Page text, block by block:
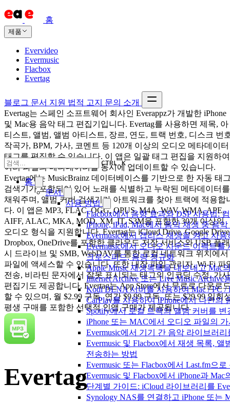
홈
제품
Evervideo
Evermusic
Flacbox
Evertag
블로그 문서 지원 법적 고지 문의 소개
CTRL K
홈
문서
사용 방법
Flacbox에서 음향 효과와 DSP 사용법:
iPhone, iPad, Mac에서 음악 재생 중 음
Evermusic에서 갭리스 재생을 켜고 사
Evermusic에서 오디오 사운드 이펙트
크로스피드, 음량 정규화
Apple Music 재생목록을 내보내고 Mac
Internet Archive 또는 Live Music
Kodi DLNA 서버를 사용하여 Mac / PC
CarPlay를 사용하여 iPhone에서 나만의
Spotify에서 로컬 트랙의 앨범 커버를
iPhone 또는 MAC에서 오디오 파일의
Evermusic에서 기기 간 음악 라이브러
Evermusic 및 Flacbox에서 재생 목록,
전송하는 방법
Evermusic 또는 Flacbox에서 Last.fm으
Evermusic 및 Flacbox에서 iPhone과
단계별 가이드: iCloud 라이브러리를
Synology NAS를 연결하고 iPhone 또는
Evertag는 스페인 소프트웨어 회사인 Everappz가 개발한 iPhone
및 Mac용 음악 태그 편집기입니다. Evertag를 사용하면 제목, 아
티스트, 앨범, 앨범 아티스트, 장르, 연도, 트랙 번호, 디스크 번
작곡가, BPM, 가사, 코멘트 등 120개 이상의 오디오 메타데이터
태그를 편집할 수 있습니다. 이 앱은 일괄 태그 편집을 지원하여
여러 파일의 메타데이터를 동시에 업데이트할 수 있습니다.
Evertag에는 MusicBrainz 데이터베이스를 기반으로 한 자동 태
검색기가 포함되어 있어 노래를 식별하고 누락된 메타데이터를
채워주며, 앨범 커버 검색기가 아트워크를 찾아 트랙에 적용합
다. 이 앱은 MP3, FLAC, OGG, OPUS, M4A, WAV, WMA, APE,
AIFF, ALAC, MKA, MOD, XM, IT, S3M을 포함한 30개 이상의
오디오 형식을 지원합니다. Evertag는 iCloud Drive, Google
Dropbox, OneDrive를 포함한 클라우드 저장 서비스와 USB 플래
시 드라이브 및 SMB, WebDAV를 통한 로컬 네트워크 위치에서
파일에 액세스할 수 있습니다. 또한 내장 파일 관리자, Wi-Fi 파
전송, 비라틴 문자에서 잘못 표시되는 태그의 인코딩 수정, 가사
편집기도 제공합니다. Evertag는 App Store에서 무료로 다운로
할 수 있으며, 월 $2.99 구독, 연간 $9.99 구독, 또는 $29.99 일회
평생 구매를 포함한 선택적 인앱 구매가 제공됩니다.
Evertag